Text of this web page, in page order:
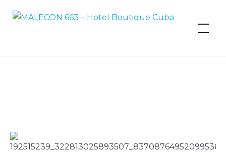
MALECON 663 – Hotel Boutique